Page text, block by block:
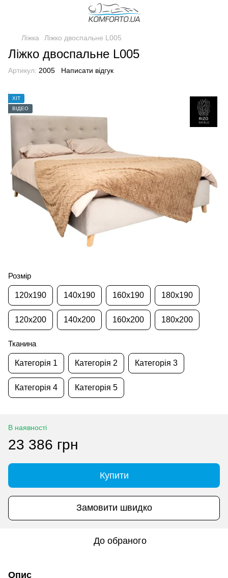
Ліжка Ліжко двоспальне L005
Ліжко двоспальне L005
Артикул: 2005 Написати відгук
ХІТ
ВІДЕО
Розмір
120x190 140x190 160x190 180x190
120x200 140x200 160x200 180x200
Тканина
Категорія 1 Категорія 2 Категорія 3
Категорія 4 Категорія 5
В наявності
23 386 грн
Купити
Замовити швидко
До обраного
Опис